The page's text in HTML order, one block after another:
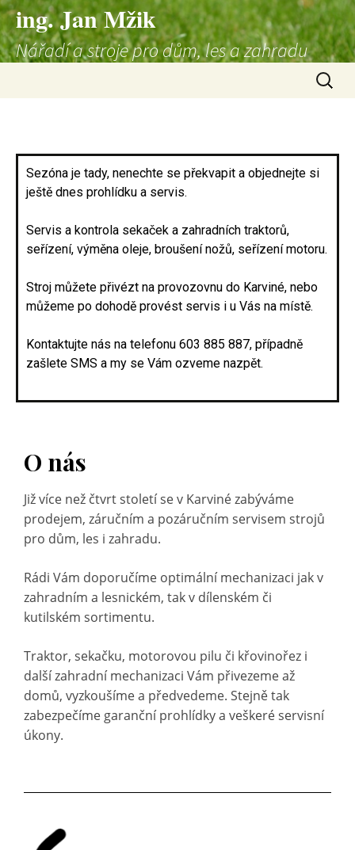
ing. Jan Mžik
Nářadí a stroje pro dům, les a zahradu
Sezóna je tady, nenechte se překvapit a objednejte si
ještě dnes prohlídku a servis.
Servis a kontrola sekaček a zahradních traktorů,
seřízení, výměna oleje, broušení nožů, seřízení motoru.
Stroj můžete přivézt na provozovnu do Karviné, nebo
můžeme po dohodě provést servis i u Vás na místě.
Kontaktujte nás na telefonu 603 885 887, případně
zašlete SMS a my se Vám ozveme nazpět.
O nás
Již více než čtvrt století se v Karviné zabýváme
prodejem, záručním a pozáručním servisem strojů
pro dům, les i zahradu.
Rádi Vám doporučíme optimální mechanizaci jak v
zahradním a lesnickém, tak v dílenském či
kutilském sortimentu.
Traktor, sekačku, motorovou pilu či křovinořez i
další zahradní mechanizaci Vám přivezeme až
domů, vyzkoušíme a předvedeme. Stejně tak
zabezpečíme garanční prohlídky a veškeré servisní
úkony.